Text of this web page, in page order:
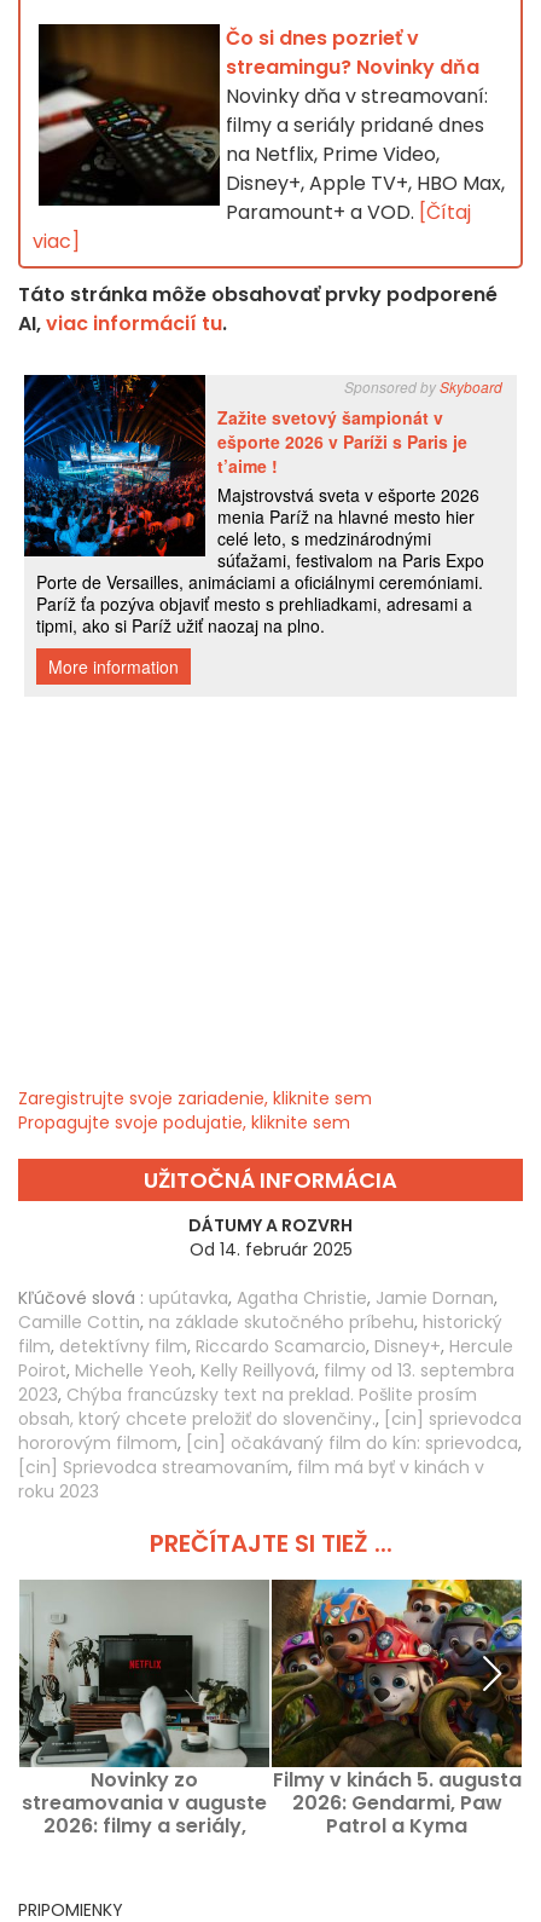
Čo si dnes pozrieť v
streamingu? Novinky dňa
Novinky dňa v streamovaní:
filmy a seriály pridané dnes
na Netflix, Prime Video,
Disney+, Apple TV+, HBO Max,
Paramount+ a VOD. [Čítaj
viac]
Táto stránka môže obsahovať prvky podporené
AI,viac informácií tu.
Zaregistrujte svoje zariadenie, kliknite sem
Propagujte svoje podujatie, kliknite sem
UŽITOČNÁ INFORMÁCIA
DÁTUMY A ROZVRH
Od 14. február 2025
Kľúčové slová : upútavka, Agatha Christie, Jamie Dornan,
Camille Cottin, na základe skutočného príbehu, historický
film, detektívny film, Riccardo Scamarcio, Disney+, Hercule
Poirot, Michelle Yeoh, Kelly Reillyová, filmy od 13. septembra
2023, Chýba francúzsky text na preklad. Pošlite prosím
obsah, ktorý chcete preložiť do slovenčiny., [cin] sprievodca
hororovým filmom, [cin] očakávaný film do kín: sprievodca,
[cin] Sprievodca streamovaním, film má byť v kinách v
roku 2023
PREČÍTAJTE SI TIEŽ ...
Novinky zo
streamovania v auguste
2026: filmy a seriály,
Filmy v kinách 5. augusta
2026: Gendarmi, Paw
Patrol a Kyma
PRIPOMIENKY